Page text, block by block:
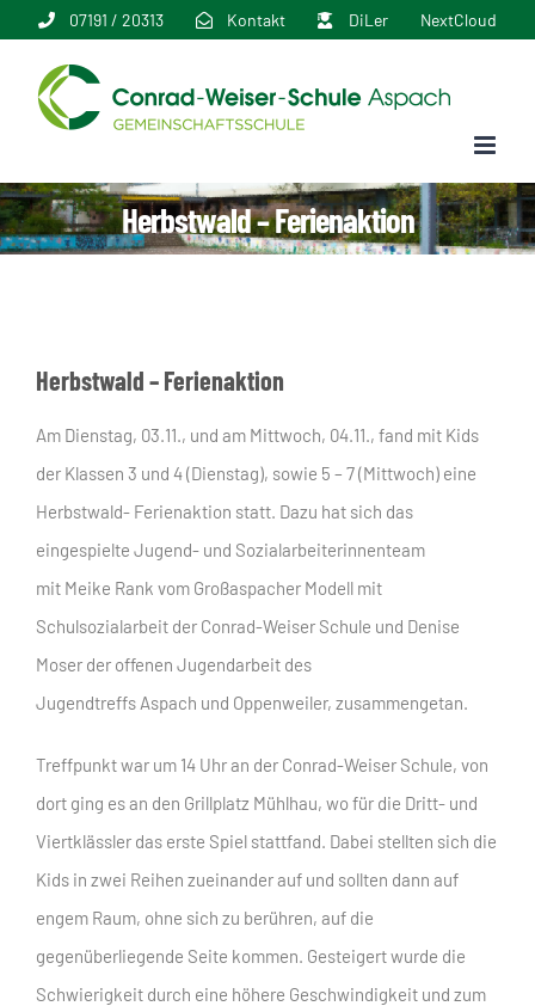
springen
07191 / 20313 Kontakt DiLer NextCloud
Herbstwald – Ferienaktion
Herbstwald – Ferienaktion
Am Dienstag, 03.11., und am Mittwoch, 04.11., fand mit Kids
der Klassen 3 und 4 (Dienstag), sowie 5 – 7 (Mittwoch) eine
Herbstwald- Ferienaktion statt. Dazu hat sich das
eingespielte Jugend- und Sozialarbeiterinnenteam
mit Meike Rank vom Großaspacher Modell mit
Schulsozialarbeit der Conrad-Weiser Schule und Denise
Moser der offenen Jugendarbeit des
Jugendtreffs Aspach und Oppenweiler, zusammengetan.
Treffpunkt war um 14 Uhr an der Conrad-Weiser Schule, von
dort ging es an den Grillplatz Mühlhau, wo für die Dritt- und
Viertklässler das erste Spiel stattfand. Dabei stellten sich die
Kids in zwei Reihen zueinander auf und sollten dann auf
engem Raum, ohne sich zu berühren, auf die
gegenüberliegende Seite kommen. Gesteigert wurde die
Schwierigkeit durch eine höhere Geschwindigkeit und zum